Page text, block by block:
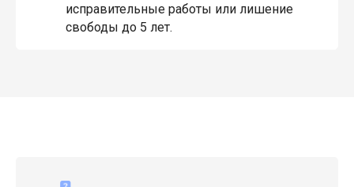
исправительные работы или лишение
свободы до 5 лет.